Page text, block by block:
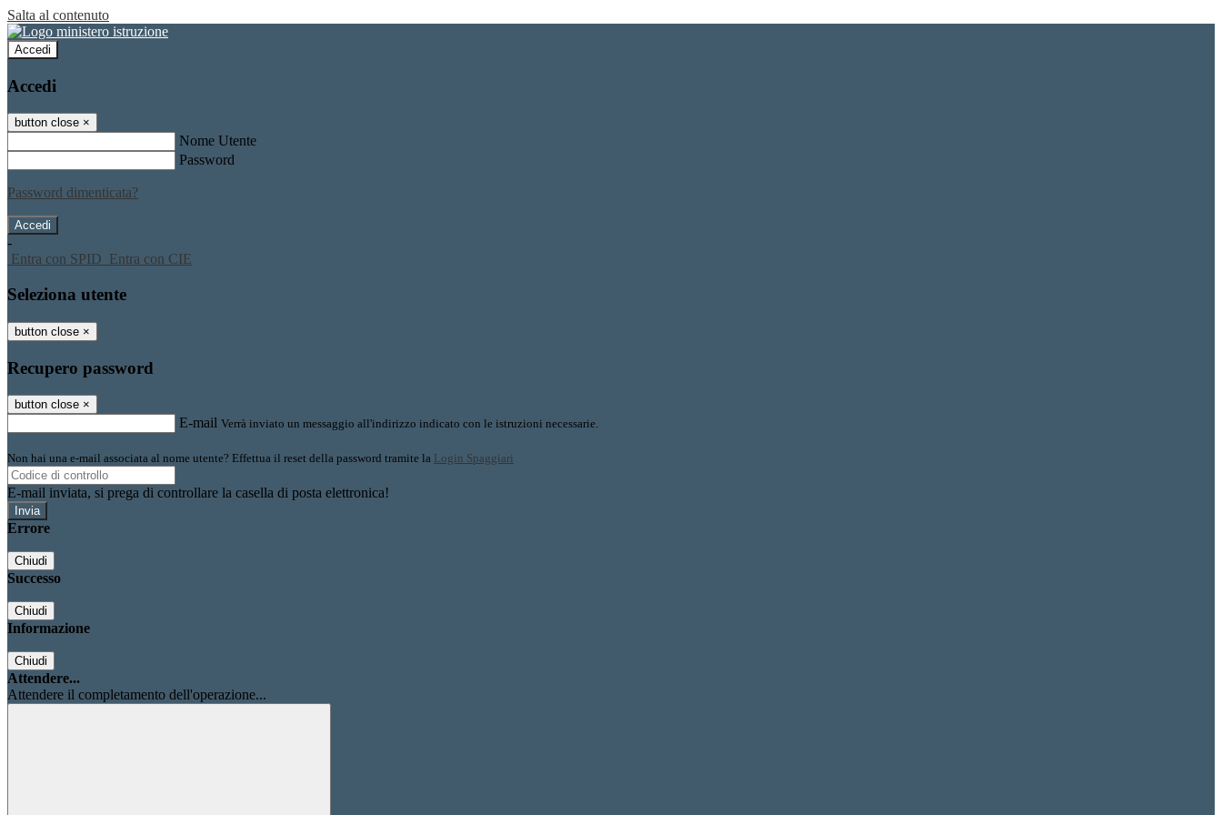
Salta al contenuto
Accedi
Accedi
button close ×
Nome Utente
Password
Password dimenticata?
-
Entra con SPID Entra con CIE
Seleziona utente
button close ×
Recupero password
button close ×
E-mail Verrà inviato un messaggio all'indirizzo indicato con le istruzioni necessarie.
Non hai una e-mail associata al nome utente? Effettua il reset della password tramite la Login Spaggiari
E-mail inviata, si prega di controllare la casella di posta elettronica!
Errore
Chiudi
Successo
Chiudi
Informazione
Chiudi
Attendere...
Attendere il completamento dell'operazione...